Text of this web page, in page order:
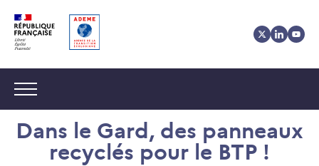
au
contenu
au
menu
des
cookies
Navigation :
Dans le Gard, des panneaux
recyclés pour le BTP !